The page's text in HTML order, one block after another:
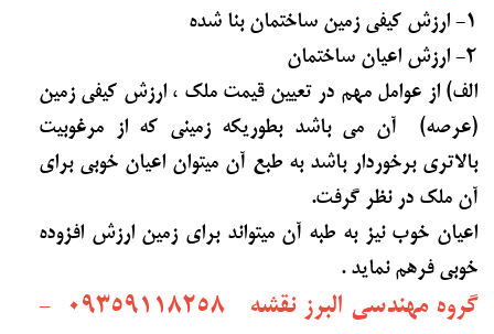
۱- ارزش کیفی زمین ساختمان بنا شده
۲- ارزش اعیان ساختمان
الف) از عوامل مهم در تعیین قیمت ملک ، ارزش کیفی زمین
(عرصه) آن می باشد بطوریکه زمینی که از مرغوبیت
بالاتری برخوردار باشد به طبع آن میتوان اعیان خوبی برای
آن ملک در نظر گرفت.
اعیان خوب نیز به طبه آن میتواند برای زمین ارزش افزوده
خوبی فرهم نماید .
گروه مهندسی البرز نقشه 09359118258 -